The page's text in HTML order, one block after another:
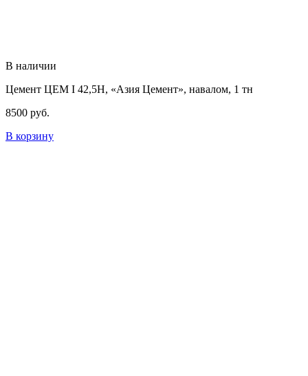
В наличии
Цемент ЦЕМ I 42,5Н, «Азия Цемент», навалом, 1 тн
8500 руб.
В корзину